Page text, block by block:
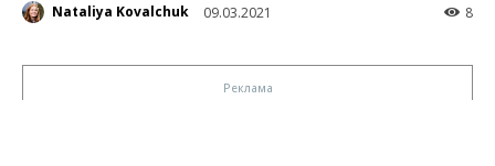
Nataliya Kovalchuk 09.03.2021 8